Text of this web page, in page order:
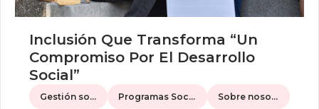
Inclusión Que Transforma “Un
Compromiso Por El Desarrollo
Social”
Gestión social Programas Sociales Sobre nosotros